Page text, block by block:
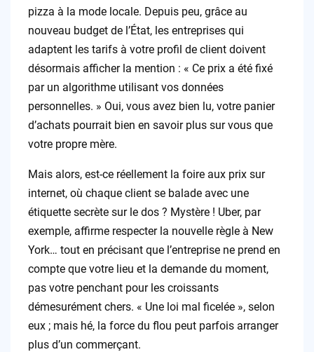
pizza à la mode locale. Depuis peu, grâce au
nouveau budget de l’État, les entreprises qui
adaptent les tarifs à votre profil de client doivent
désormais afficher la mention : « Ce prix a été fixé
par un algorithme utilisant vos données
personnelles. » Oui, vous avez bien lu, votre panier
d’achats pourrait bien en savoir plus sur vous que
votre propre mère.
Mais alors, est-ce réellement la foire aux prix sur
internet, où chaque client se balade avec une
étiquette secrète sur le dos ? Mystère ! Uber, par
exemple, affirme respecter la nouvelle règle à New
York… tout en précisant que l’entreprise ne prend en
compte que votre lieu et la demande du moment,
pas votre penchant pour les croissants
démesurément chers. « Une loi mal ficelée », selon
eux ; mais hé, la force du flou peut parfois arranger
plus d’un commerçant.